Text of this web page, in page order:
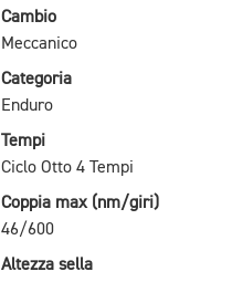
Cambio
Meccanico
Categoria
Enduro
Tempi
Ciclo Otto 4 Tempi
Coppia max (nm/giri)
46/600
Altezza sella